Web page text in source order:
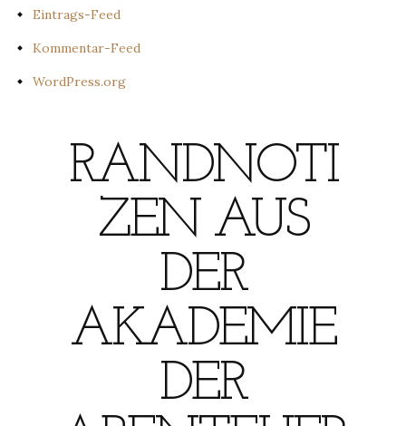
Eintrags-Feed
Kommentar-Feed
WordPress.org
RANDNOTI
ZEN AUS
DER
AKADEMIE
DER